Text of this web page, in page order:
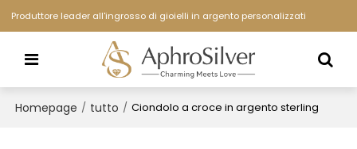
Produttore leader all'ingrosso di gioielli in argento personalizzati
Homepage / tutto / Ciondolo a croce in argento sterling